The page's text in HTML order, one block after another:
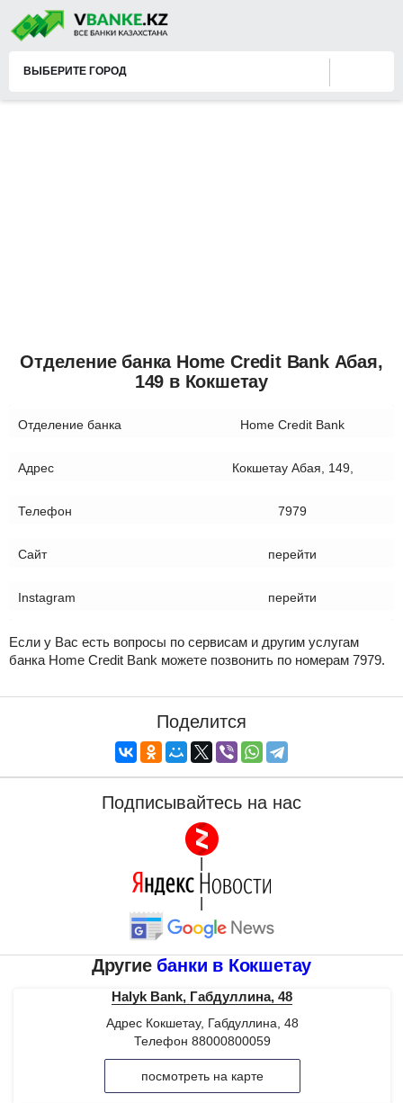
ВЫБЕРИТЕ ГОРОД
Отделение банка Home Credit Bank Абая,
149 в Кокшетау
Отделение банка Home Credit Bank
Адрес Кокшетау Абая, 149,
Телефон 7979
Сайт перейти
Instagram перейти
Если у Вас есть вопросы по сервисам и другим услугам
банка Home Credit Bank можете позвонить по номерам 7979.
Поделится
Подписывайтесь на нас
Другие банки в Кокшетау
Halyk Bank, Габдуллина, 48
Адрес Кокшетау, Габдуллина, 48
Телефон 88000800059
посмотреть на карте